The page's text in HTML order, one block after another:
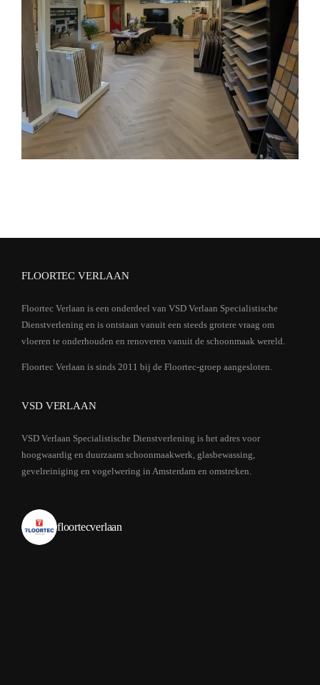
FLOORTEC VERLAAN
Floortec Verlaan is een onderdeel van VSD Verlaan Specialistische
Dienstverlening en is ontstaan vanuit een steeds grotere vraag om
vloeren te onderhouden en renoveren vanuit de schoonmaak wereld.
Floortec Verlaan is sinds 2011 bij de Floortec-groep aangesloten.
VSD VERLAAN
VSD Verlaan Specialistische Dienstverlening is het adres voor
hoogwaardig en duurzaam schoonmaakwerk, glasbewassing,
gevelreiniging en vogelwering in Amsterdam en omstreken.
floortecverlaan